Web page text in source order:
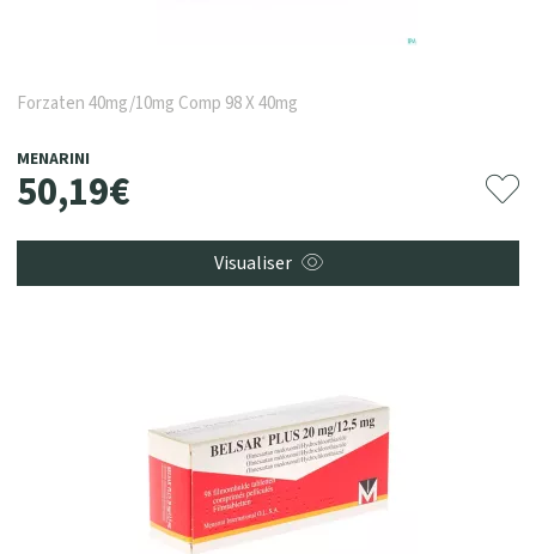
Forzaten 40mg/10mg Comp 98 X 40mg
MENARINI
50,19€
Visualiser